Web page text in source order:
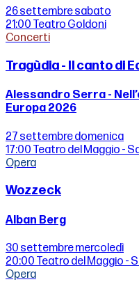
26 settembresabato
21:00 Teatro Goldoni
Concerti
Tragùdia - Il canto di
Alessandro Serra -
Europa 2026
27 settembredomenica
17:00 Teatro del Maggio -
Opera
Wozzeck
Alban Berg
30 settembremercoledì
20:00 Teatro del Maggio -
Opera